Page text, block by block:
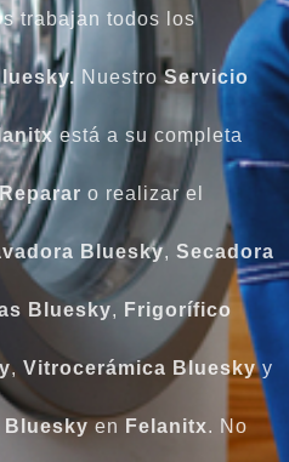
trabajan todos los
NuestroServicio
está a su completa
Reparar o realizar el
Bluesky, Secadora
Bluesky, Frigorífico
, Vitrocerámica Blueskyy
Bluesky en Felanitx. No